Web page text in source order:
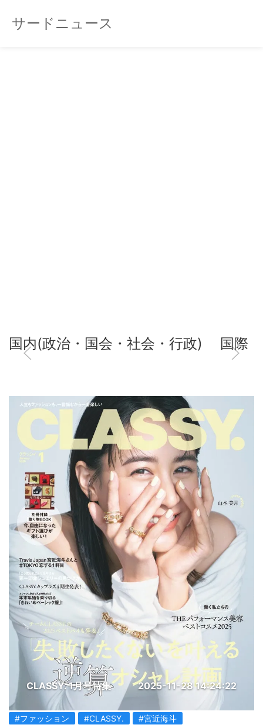
サードニュース
国内(政治・国会・社会・行政) 国際
CLASSY. 1月号特集 2025-11-28 14:24:22
#ファッション #CLASSY. #宮近海斗